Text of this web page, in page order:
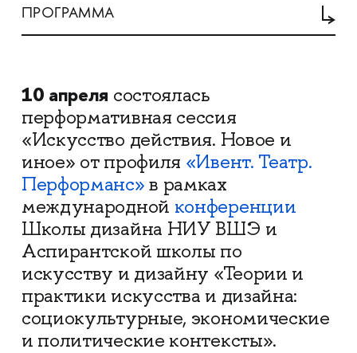
ПРОГРАММА
10 апреля состоялась
перформативная сессия
«Искусство действия. Новое и
иное» от профиля «Ивент. Театр.
Перформанс» в рамках
международной конференции
Школы дизайна НИУ ВШЭ и
Аспирантской школы по
искусству и дизайну «Теории и
практики искусства и дизайна:
социокультурные, экономические
и политические контексты».